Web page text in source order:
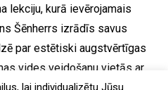
lekciju, kurā ievērojamais
Šēnherrs izrādīs savus
par estētiski augstvērtīgas
vides veidošanu vietās ar
lai individualizētu Jūsu